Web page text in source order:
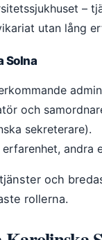
–
utan lång
Solna
och
sekreterare).
andra
och
rollerna.